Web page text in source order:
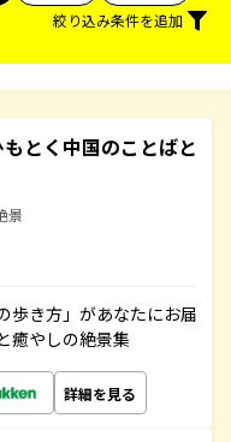
絞り込み条件を追加
とく中国のことばと
景
歩き方」があなたにお届
癒やしの絶景集
詳細を見る